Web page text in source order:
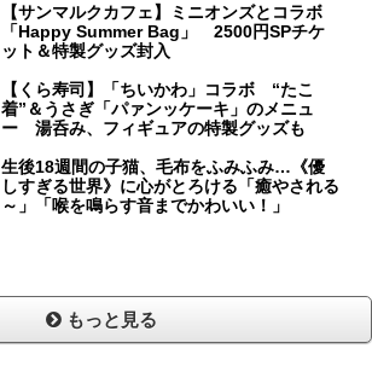
【サンマルクカフェ】ミニオンズとコラボ
「Happy Summer Bag」 2500円SPチケ
ット＆特製グッズ封入
【くら寿司】「ちいかわ」コラボ “たこ
着”＆うさぎ「パァンッケーキ」のメニュ
ー 湯呑み、フィギュアの特製グッズも
生後18週間の子猫、毛布をふみふみ…《優
しすぎる世界》に心がとろける「癒やされる
～」「喉を鳴らす音までかわいい！」
もっと見る